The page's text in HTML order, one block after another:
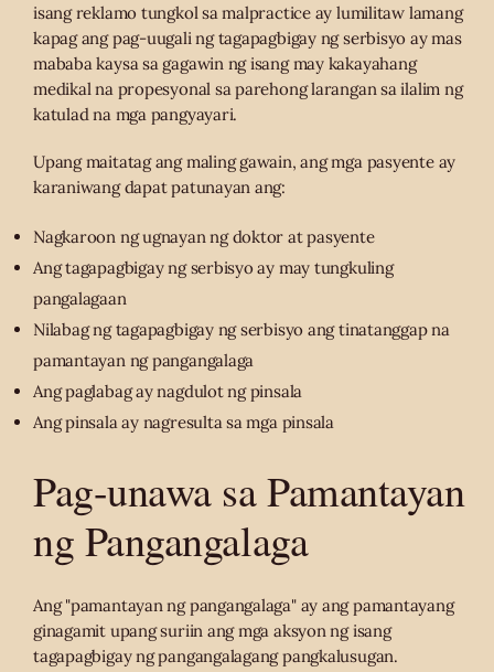
isang reklamo tungkol sa malpractice ay lumilitaw lamang
kapag ang pag-uugali ng tagapagbigay ng serbisyo ay mas
mababa kaysa sa gagawin ng isang may kakayahang
medikal na propesyonal sa parehong larangan sa ilalim ng
katulad na mga pangyayari.
Upang maitatag ang maling gawain, ang mga pasyente ay
karaniwang dapat patunayan ang:
Nagkaroon ng ugnayan ng doktor at pasyente
Ang tagapagbigay ng serbisyo ay may tungkuling
pangalagaan
Nilabag ng tagapagbigay ng serbisyo ang tinatanggap na
pamantayan ng pangangalaga
Ang paglabag ay nagdulot ng pinsala
Ang pinsala ay nagresulta sa mga pinsala
Pag-unawa sa Pamantayan
ng Pangangalaga
Ang "pamantayan ng pangangalaga" ay ang pamantayang
ginagamit upang suriin ang mga aksyon ng isang
tagapagbigay ng pangangalagang pangkalusugan.